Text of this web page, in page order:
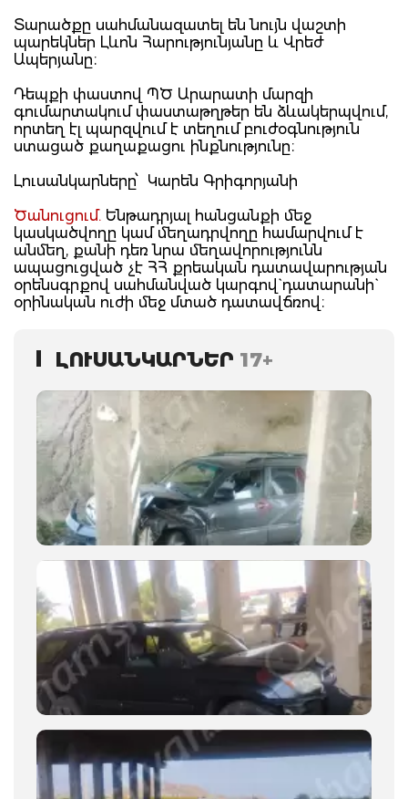
Տարածքը սահմանազատել են նույն վաշտի
պարեկներ Լևոն Հարությունյանը և Վրեժ
Ապերյանը։
Դեպքի փաստով ՊԾ Արարատի մարզի
գումարտակում փաստաթղթեր են ձևակերպվում,
որտեղ էլ պարզվում է տեղում բուժօգնություն
ստացած քաղաքացու ինքնությունը։
Լուսանկարները՝ Կարեն Գրիգորյանի
Ծանուցում. Ենթադրյալ հանցանքի մեջ
կասկածվողը կամ մեղադրվողը համարվում է
անմեղ, քանի դեռ նրա մեղավորությունն
ապացուցված չէ ՀՀ քրեական դատավարության
օրենսգրքով սահմանված կարգով` դատարանի`
օրինական ուժի մեջ մտած դատավճռով։
ԼՈՒՍԱՆԿԱՐՆԵՐ 17+